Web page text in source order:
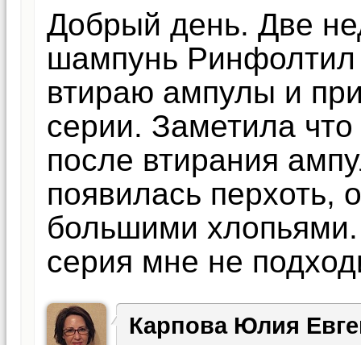
Добрый день. Две
шампунь Ринфолтил
втираю ампулы и
серии. Заметила
после втирания
появилась перхоть,
большими
серия мне не
Карпова Юлия